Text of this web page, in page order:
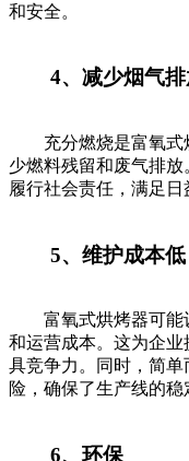
和安全。
4、减少烟气排
充分燃烧是富氧式
少燃料残留和废气排
履行社会责任，满足日
5、维护成本低
富氧式烘烤器可能
和运营成本。这为企
具竞争力。同时，简
险，确保了生产线的稳
6、环保